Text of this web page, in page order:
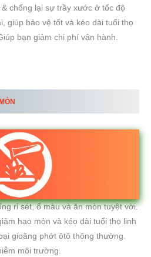
chống lại sự trầy xước ở tốc độ
giúp bảo vệ tốt và kéo dài tuổi thọ
bạn giảm chi phí vận hành.
rỉ sét, ố màu và ăn mòn tuyệt vời.
hao mòn và kéo dài tuổi thọ linh
gioăng phớt ôtô thông thường.
môi trường.